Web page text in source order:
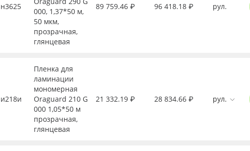
н3625
000, 1,37*50 м,
50 мкм,
прозрачная,
глянцевая
89 759.46 ₽ 96 418.18 ₽ рул.
и218и
Пленка для
ламинации
мономерная
Oraguard 210 G
000 1,05*50 м
прозрачная,
глянцевая
21 332.19 ₽ 28 834.66 ₽ рул.